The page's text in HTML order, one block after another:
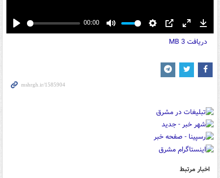
Play
00:00
Mute Settings
PIP Enter
fullscreen
دریافت 3 MB
اخبار مرتبط